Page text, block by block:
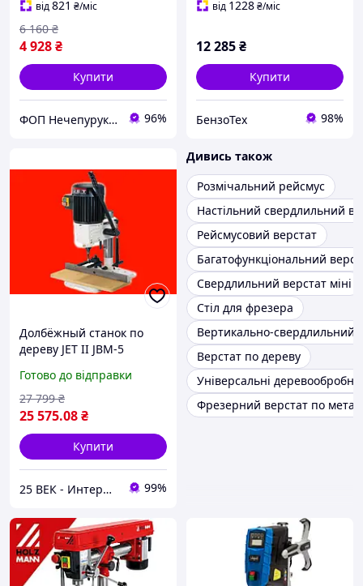
патроном
від821 ₴/міс
4 928₴
6 160 ₴
Купити
ФОП Нечепурук Олександра Віталіївна 96%
від 1228₴/міс
12 285₴
Купити
БензоТех 98%
Долбёжный станок по
дереву JET ІІ JBM-5
Готово до відправки
25 575.08₴
27 799 ₴
Купити
25 ВЕК - Интернет-Магазин: электрический, бензиновый, аккумуляторный инструмент и строительство. 99%
Дивись також
Розмічальний рейсмус
Настільний свердлильний
Рейсмусовий верстат
Багатофункціональний
Свердлильний верстат міні
Стіл для фрезера
Вертикально-свердлильний
Верстат по дереву
Універсальні деревообробні
Фрезерний верстат по